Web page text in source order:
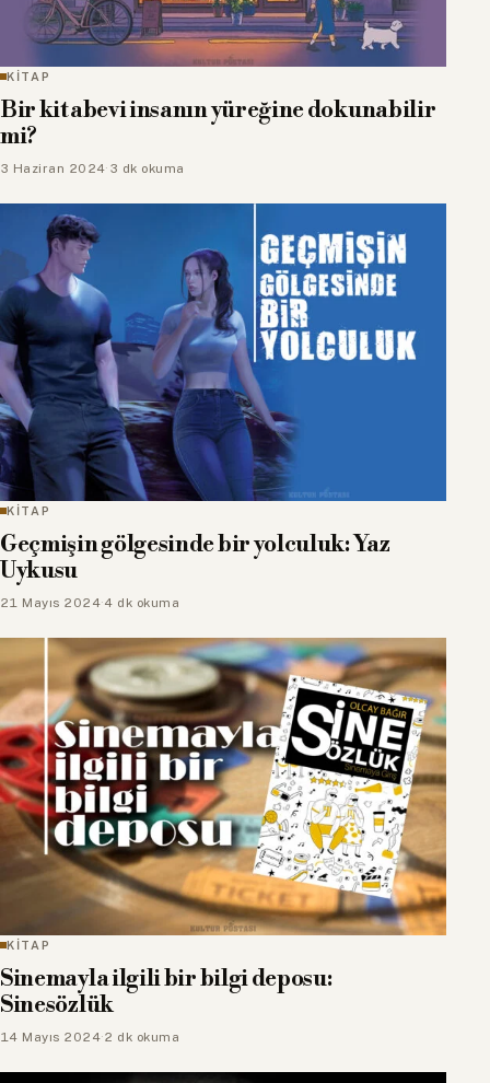
KİTAP
Bir kitabevi insanın yüreğine dokunabilir
mi?
3 Haziran 2024· 3 dk okuma
KİTAP
Geçmişin gölgesinde bir yolculuk: Yaz
Uykusu
21 Mayıs 2024·4 dk okuma
KİTAP
Sinemayla ilgili bir bilgi deposu:
Sinesözlük
14 Mayıs 2024·2 dk okuma